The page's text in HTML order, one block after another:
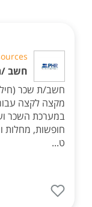
חשב /
חשב/ת שכר
מקצה לקצה
במערכת השכר
חופשות, מחלות
ט...